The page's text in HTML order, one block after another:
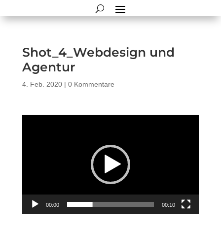
Shot_4_Webdesign und
Agentur
4. Feb. 2020| 0 Kommentare
00:00 00:10